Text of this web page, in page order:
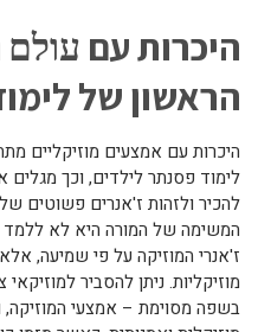
היכרות עם עולם
הראשון של
היכרות עם אמצעים מוזיקליים
לימוד פסנתר לילדים, וכך מגלים
להכיר ולזהות ז'אנרים פשוטים של
המשימה של המורה היא לא ללמד
ז'אנרי המוזיקה על פי שמיעה,
מוזיקליות. ניתן להסביר
בשפה מסוימת – אמצעי המוזיקה,